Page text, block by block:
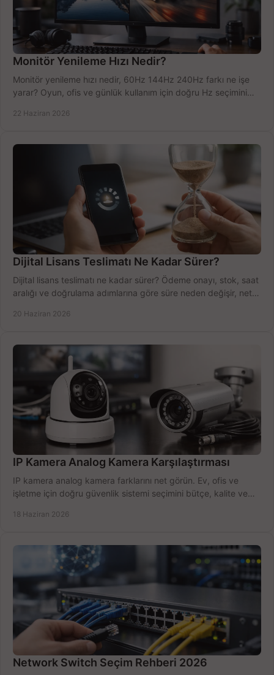
Monitör Yenileme Hızı Nedir?
Monitör yenileme hızı nedir, 60Hz 144Hz 240Hz farkı ne işe
yarar? Oyun, ofis ve günlük kullanım için doğru Hz seçimini
22 Haziran 2026
Dijital Lisans Teslimatı Ne Kadar Sürer?
Dijital lisans teslimatı ne kadar sürer? Ödeme onayı, stok, saat
aralığı ve doğrulama adımlarına göre süre neden değişir, net
20 Haziran 2026
IP Kamera Analog Kamera Karşılaştırması
IP kamera analog kamera farklarını net görün. Ev, ofis ve
işletme için doğru güvenlik sistemi seçimini bütçe, kalite ve
18 Haziran 2026
Network Switch Seçim Rehberi 2026